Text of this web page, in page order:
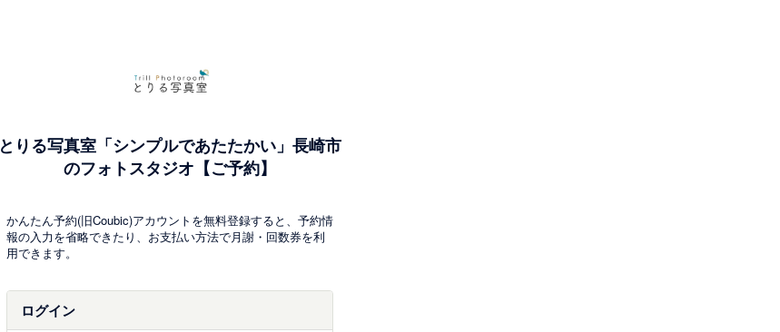
とりる写真室「シンプルであたたかい」長崎市
のフォトスタジオ【ご予約】
かんたん予約(旧Coubic)アカウントを無料登録すると、予約情
報の入力を省略できたり、お支払い方法で月謝・回数券を利
用できます。
ログイン